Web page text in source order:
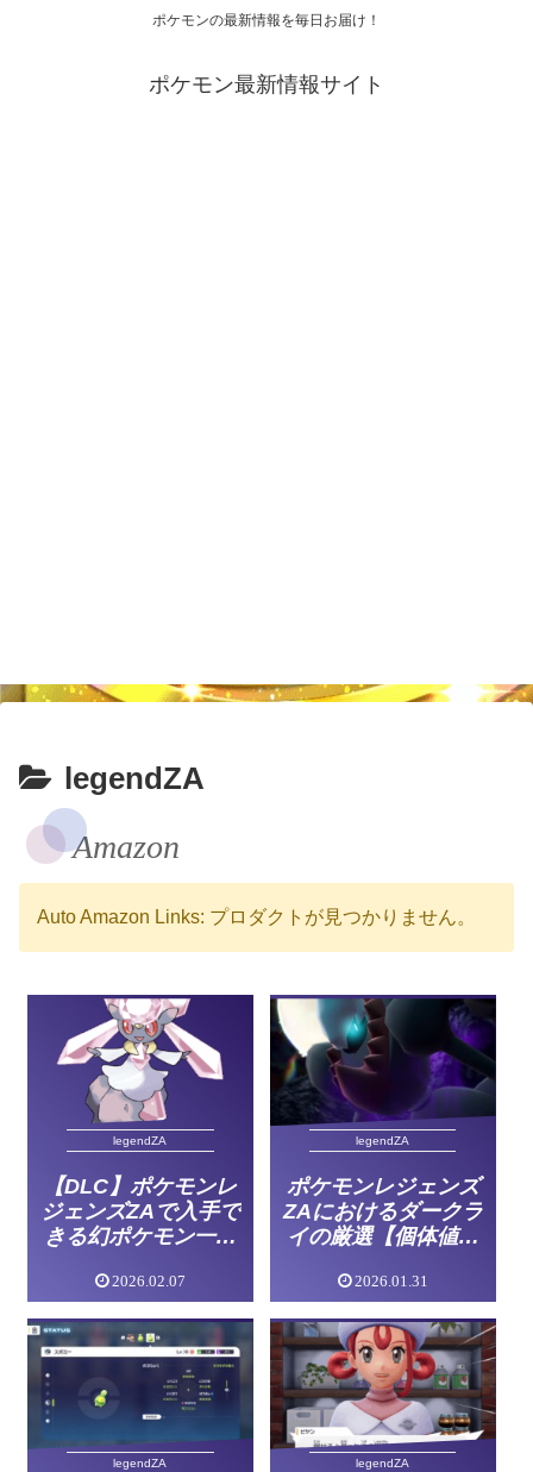
ポケモンの最新情報を毎日お届け！
ポケモン最新情報サイト
legendZA
Amazon
Auto Amazon Links: プロダクトが見つかりません。
legendZA
【DLC】ポケモンレ
ジェンズZAで入手で
きる幻ポケモン一覧
2026.02.07
legendZA
ポケモンレジェンズ
ZAにおけるダークラ
イの厳選【個体値、
て】
2026.01.31
legendZA legendZA